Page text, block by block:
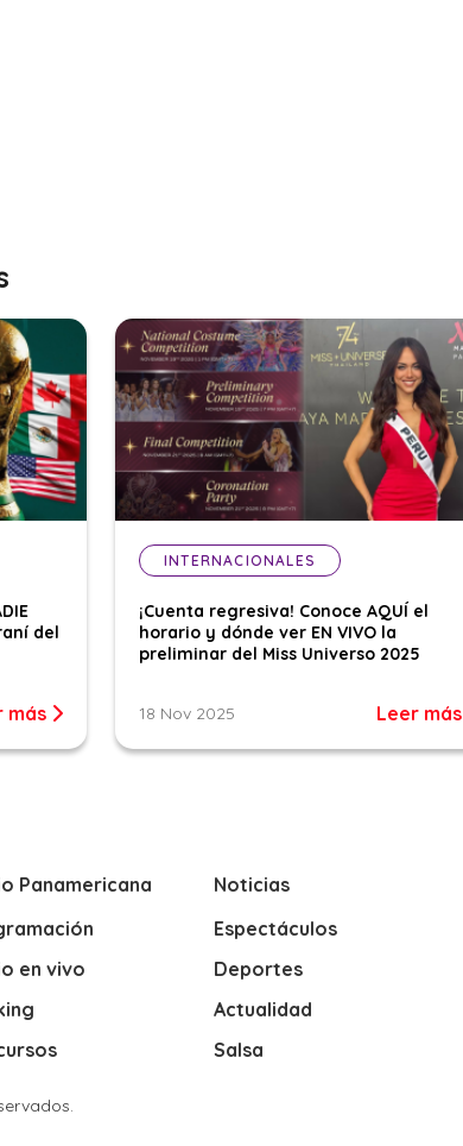
del
más
INTERNACIONALES
¡Cuenta regresiva! Conoce AQUÍ el
horario y dónde ver EN VIVO la
preliminar del Miss Universo 2025
18 Nov 2025 Leer más
Panamericana
en vivo
Noticias
Espectáculos
Deportes
Actualidad
Salsa